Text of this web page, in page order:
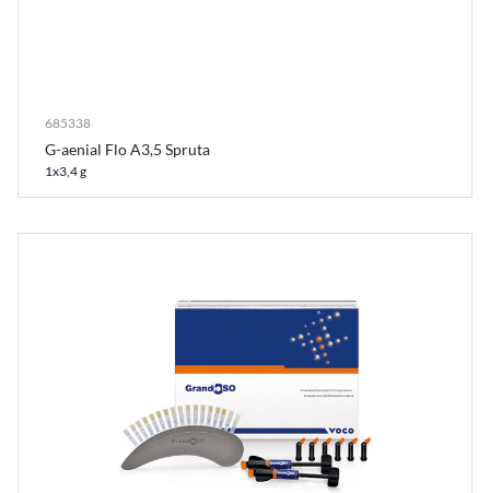
685338
G-aenial Flo A3,5 Spruta
1x3,4 g